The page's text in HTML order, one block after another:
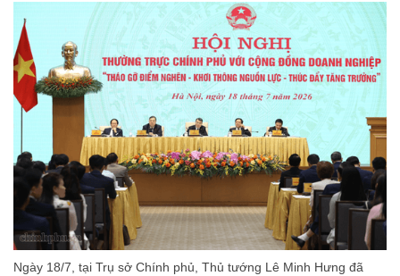
Ngày 18/7, tại Trụ sở Chính phủ, Thủ tướng Lê Minh Hưng đã